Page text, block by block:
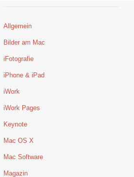
Allgemein
Bilder am Mac
iFotografie
iPhone & iPad
iWork
iWork Pages
Keynote
Mac OS X
Mac Software
Magazin